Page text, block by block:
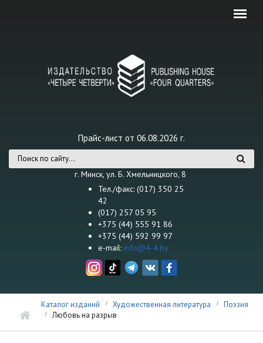
Прайс-лист от 06.08.2026 г.
Форма поискаг. Минск, ул. Б. Хмельницкого, 8
Тел./факс: (017) 350 25
42
(017) 257 05 95
+375 (44) 555 91 86
+375 (44) 592 99 97
e-mail: info@4-4.by
Каталог изданий Художественная литература
Поэзия
Любовь на разрыв